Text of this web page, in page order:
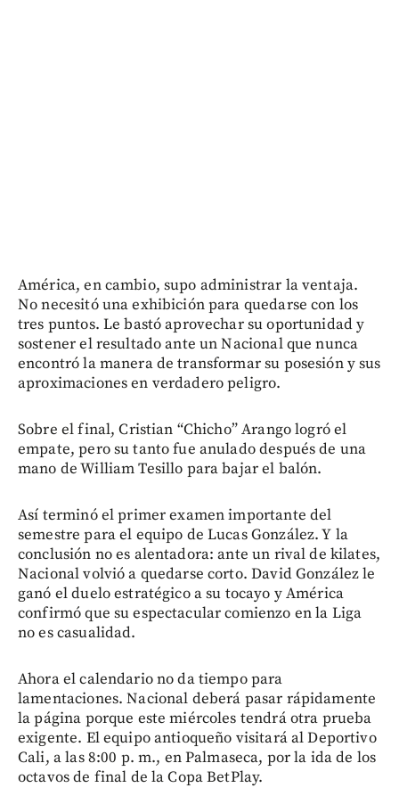
América, en cambio, supo administrar la ventaja.
No necesitó una exhibición para quedarse con los
tres puntos. Le bastó aprovechar su oportunidad y
sostener el resultado ante un Nacional que nunca
encontró la manera de transformar su posesión y sus
aproximaciones en verdadero peligro.
Sobre el final, Cristian “Chicho” Arango logró el
empate, pero su tanto fue anulado después de una
mano de William Tesillo para bajar el balón.
Así terminó el primer examen importante del
semestre para el equipo de Lucas González. Y la
conclusión no es alentadora: ante un rival de kilates,
Nacional volvió a quedarse corto. David González le
ganó el duelo estratégico a su tocayo y América
confirmó que su espectacular comienzo en la Liga
no es casualidad.
Ahora el calendario no da tiempo para
lamentaciones. Nacional deberá pasar rápidamente
la página porque este miércoles tendrá otra prueba
exigente. El equipo antioqueño visitará al Deportivo
Cali, a las 8:00 p. m., en Palmaseca, por la ida de los
octavos de final de la Copa BetPlay.